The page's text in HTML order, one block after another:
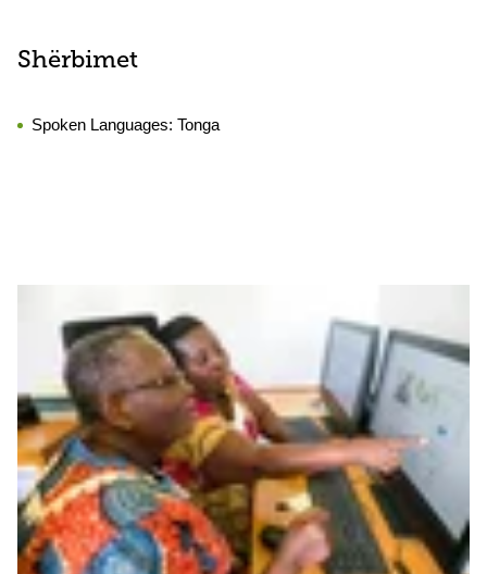
Shërbimet
Spoken Languages: Tonga